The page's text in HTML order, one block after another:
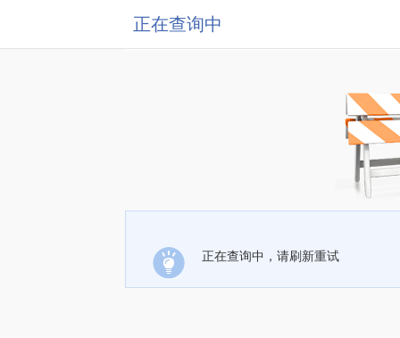
正在查询中
正在查询中，请刷新重试